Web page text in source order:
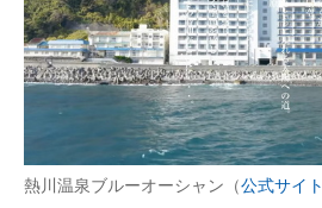
ITエンジニア向け専門サイト
企業向けIT製品の総合サイト
IT製品の技術・比較・事例
製造業のIT導入・活用を支援
熱川温泉ブルーオーシャン（公式サイト